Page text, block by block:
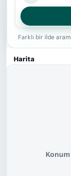
Farklı bir ilde
Harita